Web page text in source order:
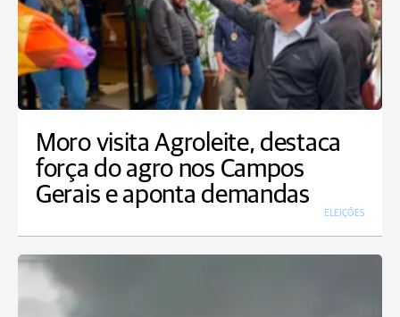
Moro visita Agroleite, destaca
força do agro nos Campos
Gerais e aponta demandas
ELEIÇÕES